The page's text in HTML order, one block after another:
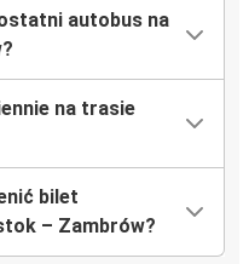
autobus na
na trasie
bilet
– Zambrów?